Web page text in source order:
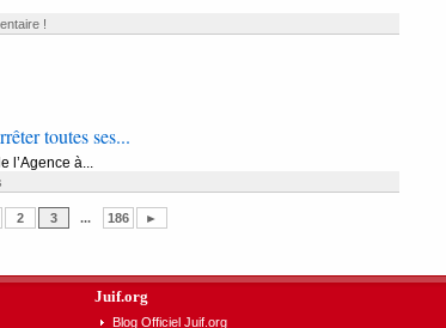
!
toutes ses...
l’Agence à...
2 3 ... 186 ►
Juif.org
Blog Officiel Juif.org